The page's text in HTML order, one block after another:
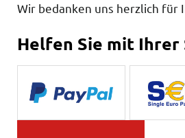
Wir bedanken uns herzlich für
Helfen Sie mit Ihrer